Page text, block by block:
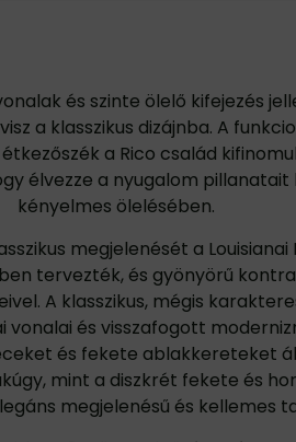
és szinte ölelő kifejezés
a klasszikus dizájnba. A
a Rico család
élvezze a nyugalom
kényelmes ölelésében.
megjelenését a
tervezték, és gyönyörű
A klasszikus, mégis
vonalai és visszafogott
és fekete ablakkereteket
mint a diszkrét fekete és
megjelenésű és kellemes